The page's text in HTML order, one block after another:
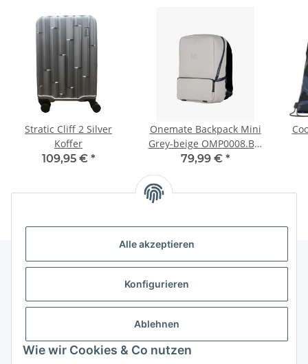
Alle akzeptieren
Konfigurieren
Ablehnen
Wie wir Cookies & Co nutzen
Stratic Cliff 2 Silver
Koffer
109,95 € *
Onemate Backpack Mini
Grey-beige OMP0008.B.2
mit Flap
79,99 € *
Gesetzliche Informationen